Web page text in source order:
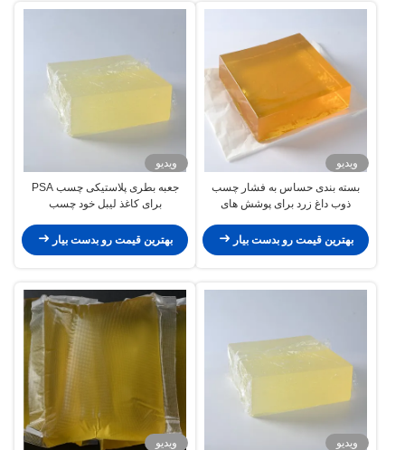
ویدیو
بسته بندی حساس به فشار چسب
ذوب داغ زرد برای پوشش های
بهترین قیمت رو بدست بیار
ویدیو
جعبه بطری پلاستیکی چسب PSA
برای کاغذ لیبل خود چسب
بهترین قیمت رو بدست بیار
ویدیو
ویدیو